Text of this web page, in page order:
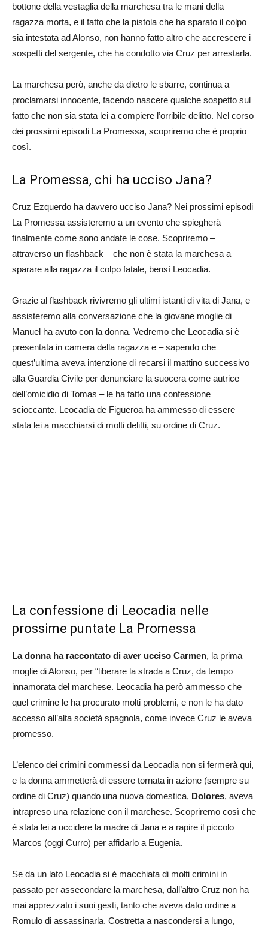
bottone della vestaglia della marchesa tra le mani della
ragazza morta, e il fatto che la pistola che ha sparato il colpo
sia intestata ad Alonso, non hanno fatto altro che accrescere i
sospetti del sergente, che ha condotto via Cruz per arrestarla.
La marchesa però, anche da dietro le sbarre, continua a
proclamarsi innocente, facendo nascere qualche sospetto sul
fatto che non sia stata lei a compiere l’orribile delitto. Nel corso
dei prossimi episodi La Promessa, scopriremo che è proprio
così.
La Promessa, chi ha ucciso Jana?
Cruz Ezquerdo ha davvero ucciso Jana? Nei prossimi episodi
La Promessa assisteremo a un evento che spiegherà
finalmente come sono andate le cose. Scopriremo –
attraverso un flashback – che non è stata la marchesa a
sparare alla ragazza il colpo fatale, bensì Leocadia.
Grazie al flashback rivivremo gli ultimi istanti di vita di Jana, e
assisteremo alla conversazione che la giovane moglie di
Manuel ha avuto con la donna. Vedremo che Leocadia si è
presentata in camera della ragazza e – sapendo che
quest’ultima aveva intenzione di recarsi il mattino successivo
alla Guardia Civile per denunciare la suocera come autrice
dell’omicidio di Tomas – le ha fatto una confessione
scioccante. Leocadia de Figueroa ha ammesso di essere
stata lei a macchiarsi di molti delitti, su ordine di Cruz.
La confessione di Leocadia nelle
prossime puntate La Promessa
La donna ha raccontato di aver ucciso Carmen, la prima
moglie di Alonso, per “liberare la strada a Cruz, da tempo
innamorata del marchese. Leocadia ha però ammesso che
quel crimine le ha procurato molti problemi, e non le ha dato
accesso all’alta società spagnola, come invece Cruz le aveva
promesso.
L’elenco dei crimini commessi da Leocadia non si fermerà qui,
e la donna ammetterà di essere tornata in azione (sempre su
ordine di Cruz) quando una nuova domestica, Dolores, aveva
intrapreso una relazione con il marchese. Scopriremo così che
è stata lei a uccidere la madre di Jana e a rapire il piccolo
Marcos (oggi Curro) per affidarlo a Eugenia.
Se da un lato Leocadia si è macchiata di molti crimini in
passato per assecondare la marchesa, dall’altro Cruz non ha
mai apprezzato i suoi gesti, tanto che aveva dato ordine a
Romulo di assassinarla. Costretta a nascondersi a lungo,